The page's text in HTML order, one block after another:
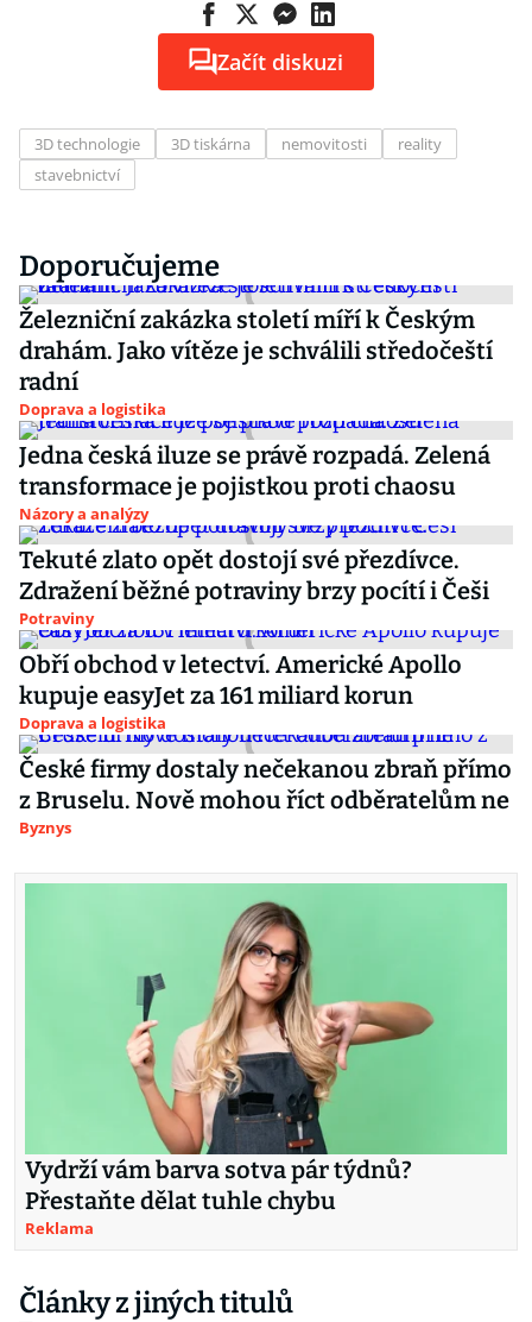
Začít diskuzi
3D technologie 3D tiskárna nemovitosti
reality
stavebnictví
Doporučujeme
Železniční zakázka století míří k Českým
drahám. Jako vítěze je schválili středočeští
radní
Doprava a logistika
Jedna česká iluze se právě rozpadá. Zelená
transformace je pojistkou proti chaosu
Názory a analýzy
Tekuté zlato opět dostojí své přezdívce.
Zdražení běžné potraviny brzy pocítí i Češi
Potraviny
Obří obchod v letectví. Americké Apollo
kupuje easyJet za 161 miliard korun
Doprava a logistika
České firmy dostaly nečekanou zbraň přímo
z Bruselu. Nově mohou říct odběratelům ne
Byznys
Vydrží vám barva sotva pár týdnů?
Přestaňte dělat tuhle chybu
Reklama
Články z jiných titulů